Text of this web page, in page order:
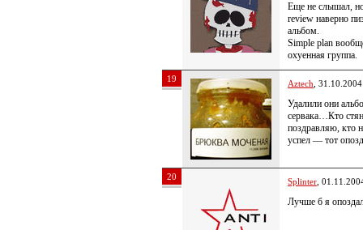
Еще не слышал,
review наверно
альбом.
Simple plan
охуенная группа.
19 Aztech ,
Удалили они
сервака…Кто
поздравляю, кто
успел — тот
20 Splinter ,
Лучше б я